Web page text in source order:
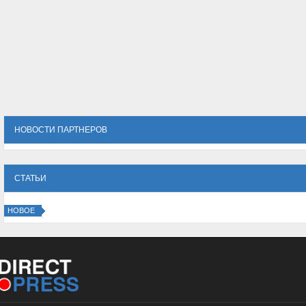
НОВОСТИ ПАРТНЕРОВ
СТАТЬИ
НОВОЕ